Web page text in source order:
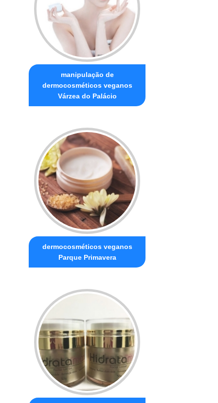
manipulação de
dermocosméticos veganos
Várzea do Palácio
dermocosméticos veganos
Parque Primavera